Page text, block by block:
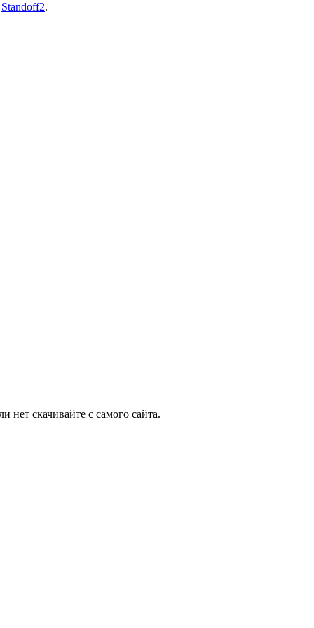
Standoff2.
нет скачивайте с самого сайта.